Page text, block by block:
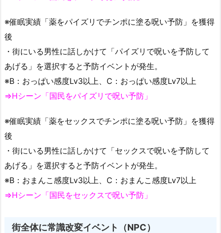
※催眠実績「薬をパイズリでチンポに塗る呪い予防」を獲得
後
・街にいる男性に話しかけて「パイズリで呪いを予防して
あげる」を選択すると予防イベントが発生。
※B：おっぱい感度Lv3以上、C：おっぱい感度Lv7以上
⇒Hシーン「国民をパイズリで呪い予防」
※催眠実績「薬をセックスでチンポに塗る呪い予防」を獲得
後
・街にいる男性に話しかけて「セックスで呪いを予防して
あげる」を選択すると予防イベントが発生。
※B：おまんこ感度Lv3以上、C：おまんこ感度Lv7以上
⇒Hシーン「国民をセックスで呪い予防」
街全体に常識改変イベント（NPC）